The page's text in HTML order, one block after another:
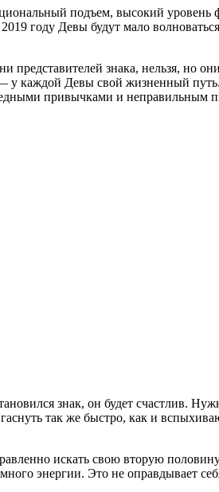
подъем, высокий уровень
году Девы будут мало
представителей знака, нельзя, но
у каждой Девы свой жизненный
привычками и неправильным
знак, он будет счастлив.
так же быстро, как и
искать свою вторую
энергии. Это не оправдывает